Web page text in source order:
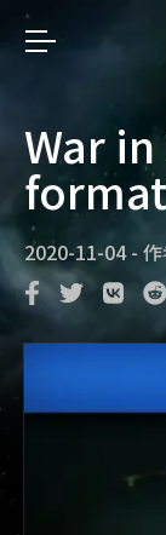
War
2020-11-04 -